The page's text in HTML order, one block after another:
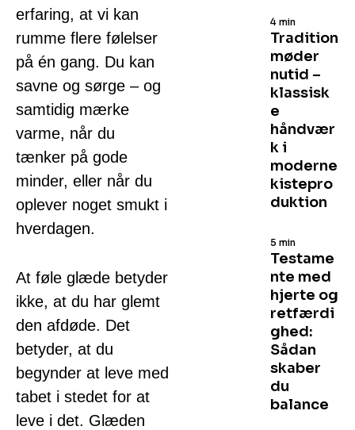
erfaring, at vi kan
rumme flere følelser
på én gang. Du kan
savne og sørge – og
samtidig mærke
varme, når du
tænker på gode
minder, eller når du
oplever noget smukt i
hverdagen.
At føle glæde betyder
ikke, at du har glemt
den afdøde. Det
betyder, at du
begynder at leve med
tabet i stedet for at
leve i det. Glæden
Tradition
møder
nutid –
klassisk
e
håndvær
k i
moderne
kistepro
duktion
4 min
Testame
nte med
hjerte og
retfærdi
ghed:
Sådan
skaber
du
balance
5 min